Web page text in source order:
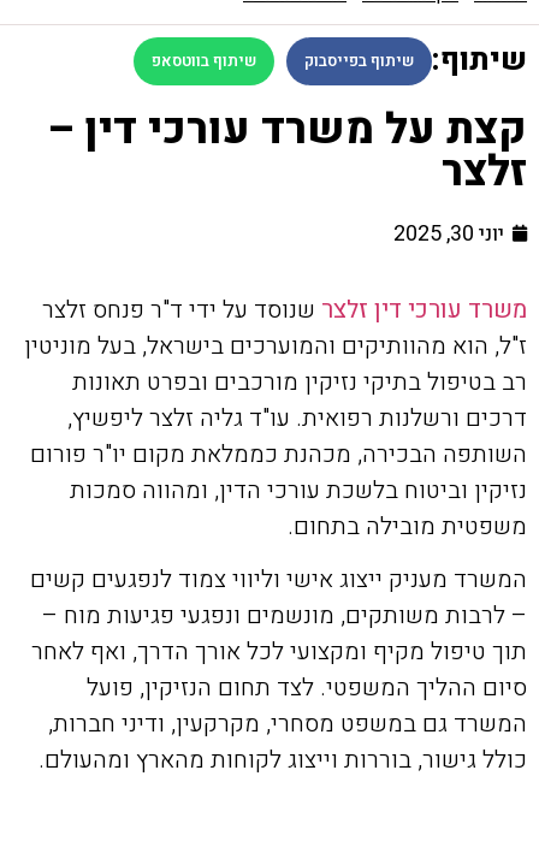
שיתוף: שיתוף בפייסבוק שיתוף בווטסאפ
קצת על משרד עורכי דין –
זלצר
יוני 30, 2025
משרד עורכי דין זלצר שנוסד על ידי ד"ר פנחס זלצר
ז"ל, הוא מהוותיקים והמוערכים בישראל, בעל מוניטין
רב בטיפול בתיקי נזיקין מורכבים ובפרט תאונות
דרכים ורשלנות רפואית. עו"ד גליה זלצר ליפשיץ,
השותפה הבכירה, מכהנת כממלאת מקום יו"ר פורום
נזיקין וביטוח בלשכת עורכי הדין, ומהווה סמכות
משפטית מובילה בתחום.
המשרד מעניק ייצוג אישי וליווי צמוד לנפגעים קשים
– לרבות משותקים, מונשמים ונפגעי פגיעות מוח –
תוך טיפול מקיף ומקצועי לכל אורך הדרך, ואף לאחר
סיום ההליך המשפטי. לצד תחום הנזיקין, פועל
המשרד גם במשפט מסחרי, מקרקעין, ודיני חברות,
כולל גישור, בוררות וייצוג לקוחות מהארץ ומהעולם.